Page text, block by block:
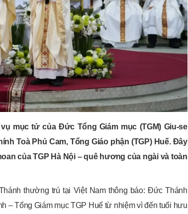
mục tử của Đức Tổng Giám mục (TGM) Giu-se
Toà Phủ Cam, Tổng Giáo phận (TGP) Huế. Đây
của TGP Hà Nội – quê hương của ngài và toàn
thường trú tại Việt Nam thông báo: Đức Thánh
– Tổng Giám mục TGP Huế từ nhiệm vì đến tuổi hưu